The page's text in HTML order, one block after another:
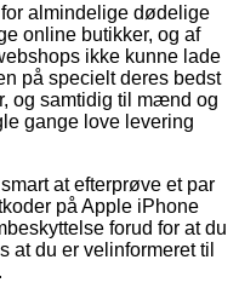
almindelige dødelige
online butikker, og af
ikke kunne lade
på specielt deres bedst
og samtidig til mænd og
gange love levering
at efterprøve et par
på Apple iPhone
forud for at du
at du er velinformeret til